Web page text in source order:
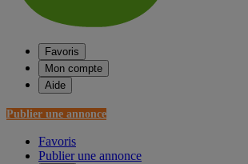
Favoris
Mon compte
Aide
Publier une annonce
Favoris
Publier une annonce